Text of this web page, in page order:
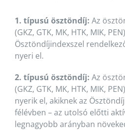
1. típusú ösztöndíj: Az
(GKZ, GTK, MK, HTK, MIK,
Ösztöndíjindexszel
nyeri el.
2. típusú ösztöndíj: Az
(GKZ, GTK, MK, HTK, MIK,
nyerik el, akiknek az
félévben – az utolsó előtti
legnagyobb arányban